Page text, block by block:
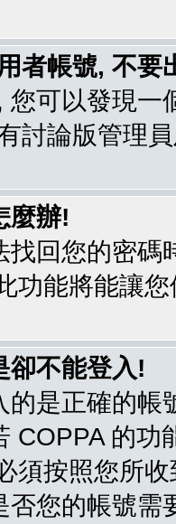
者帳號, 不
您可以發現一
討論版管理
麼辦!
找回您的密
功能將能讓
卻不能登入!
的是正確的
COPPA 的
須按照您所
否您的帳號